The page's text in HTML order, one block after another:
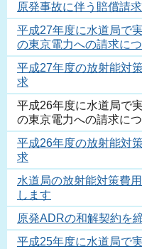
原発事故に伴う賠償請
平成27年度に水道局で
の東京電力への請求に
平成27年度の放射能対
求
平成26年度に水道局で
の東京電力への請求に
平成26年度の放射能対
求
水道局の放射能対策費
します
原発ADRの和解契約を
平成25年度に水道局で